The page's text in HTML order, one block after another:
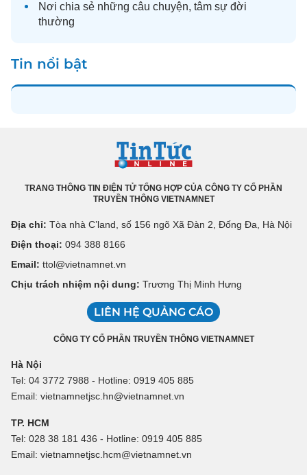
Nơi chia sẻ những câu chuyện, tâm sự đời
thường
Tin nổi bật
TRANG THÔNG TIN ĐIỆN TỬ TỔNG HỢP CỦA CÔNG TY CỔ PHẦN
TRUYỀN THÔNG VIETNAMNET
Địa chỉ: Tòa nhà C’land, số 156 ngõ Xã Đàn 2, Đống Đa, Hà Nội
Điện thoại: 094 388 8166
Email: ttol@vietnamnet.vn
Chịu trách nhiệm nội dung: Trương Thị Minh Hưng
LIÊN HỆ QUẢNG CÁO
CÔNG TY CỔ PHẦN TRUYỀN THÔNG VIETNAMNET
Hà Nội
Tel: 04 3772 7988 - Hotline: 0919 405 885
Email: vietnamnetjsc.hn@vietnamnet.vn
TP. HCM
Tel: 028 38 181 436 - Hotline: 0919 405 885
Email: vietnamnetjsc.hcm@vietnamnet.vn